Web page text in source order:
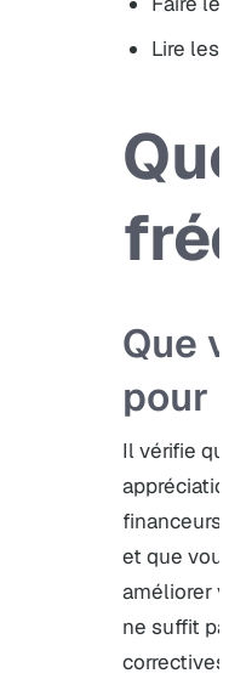
Lire les
Que
pour
Il vérifie
et que
améliorer
ne suffit